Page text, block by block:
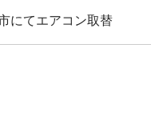
にてエアコン取替